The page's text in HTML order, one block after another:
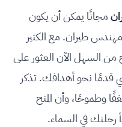
مجانًا يمكن أن يكون
طيران. مع الكثير
من السهل الآن العثور على
قدمًا نحو أهدافك. تذكر
وطموحًا، وأن المنح
رحلتك في السماء.